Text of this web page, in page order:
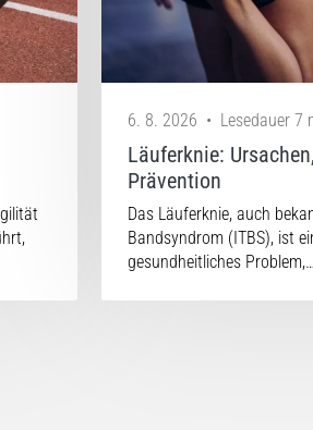
6. 8. 2026 • Lesedauer 7
Läuferknie:
Prävention
Das Läuferknie, auch
Bandsyndrom (ITBS), ist
gesundheitliches Problem,…